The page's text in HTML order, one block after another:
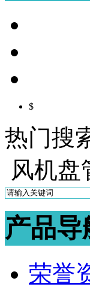
$
热门搜
风机
产品导
荣誉